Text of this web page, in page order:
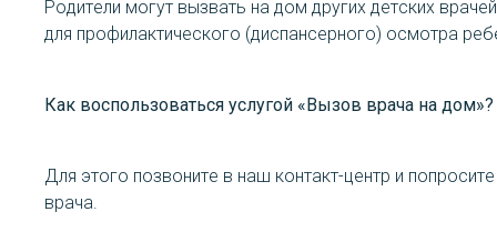
Родители могут вызвать на дом других детских
для профилактического (диспансерного) осмотра
Как воспользоваться услугой «Вызов врача на дом»?
Для этого позвоните в наш контакт-центр и
врача.